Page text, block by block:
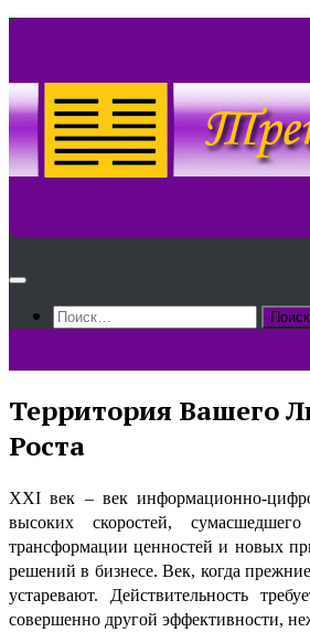
Skip
content
Найти:
Территория Вашего
Роста
ХХI век – век информационно-
высоких скоростей,
трансформации ценностей и новых
решений в бизнесе. Век, когда
устаревают. Действительность
совершенно другой эффективности,